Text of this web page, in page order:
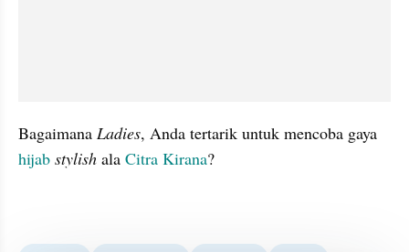
Bagaimana Ladies
hijab stylish ala Citra Kirana?